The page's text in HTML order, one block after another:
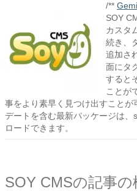
/**
SOY
カスタ
続き、
追加さ
面にタ
すると
ことが
事をより素早く見つけ出すこと
デートを含む最新パッケージは
ロードできます。